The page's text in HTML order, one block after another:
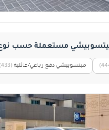
مستعملة حسب
ميتسوبيشي دفع رباعي/عائلية (433)